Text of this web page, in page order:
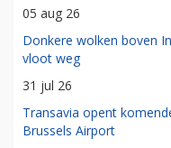
05 aug 26
Donkere wolken boven
vloot weg
31 jul 26
Transavia opent
Brussels Airport